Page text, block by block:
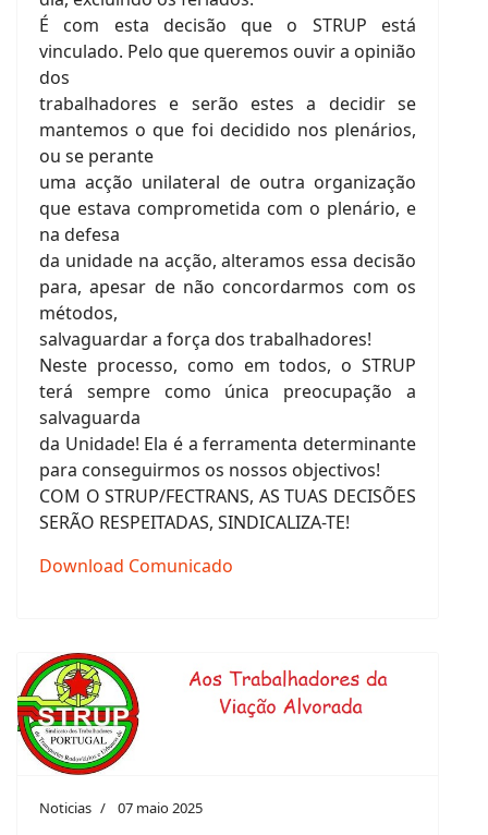
É com esta decisão que o STRUP está
vinculado. Pelo que queremos ouvir a opinião
dos
trabalhadores e serão estes a decidir se
mantemos o que foi decidido nos plenários,
ou se perante
uma acção unilateral de outra organização
que estava comprometida com o plenário, e
na defesa
da unidade na acção, alteramos essa decisão
para, apesar de não concordarmos com os
métodos,
salvaguardar a força dos trabalhadores!
Neste processo, como em todos, o STRUP
terá sempre como única preocupação a
salvaguarda
da Unidade! Ela é a ferramenta determinante
para conseguirmos os nossos objectivos!
COM O STRUP/FECTRANS, AS TUAS DECISÕES
SERÃO RESPEITADAS, SINDICALIZA-TE!
Download Comunicado
Noticias 07 maio 2025